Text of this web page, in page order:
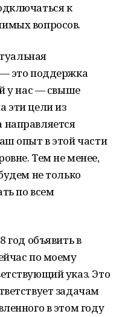
к
вопросов.
это поддержка
у нас — свыше
эти цели из
опыт в этой части
Тем не менее,
не только
по всем
год объявить в
по моему
указ. Это
задачам
в этом году